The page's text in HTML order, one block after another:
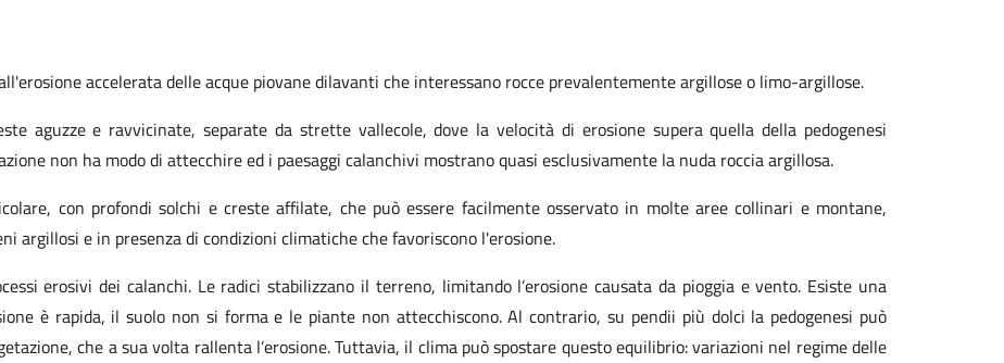
accelerata delle acque piovane dilavanti che interessano rocce prevalentemente argillose o limo-argillose.
aguzze e ravvicinate, separate da strette vallecole, dove la velocità di erosione supera quella della pedogenesi
non ha modo di attecchire ed i paesaggi calanchivi mostrano quasi esclusivamente la nuda roccia argillosa.
con profondi solchi e creste affilate, che può essere facilmente osservato in molte aree collinari e montane,
argillosi e in presenza di condizioni climatiche che favoriscono l'erosione.
erosivi dei calanchi. Le radici stabilizzano il terreno, limitando l’erosione causata da pioggia e vento. Esiste una
è rapida, il suolo non si forma e le piante non attecchiscono. Al contrario, su pendii più dolci la pedogenesi può
che a sua volta rallenta l’erosione. Tuttavia, il clima può spostare questo equilibrio: variazioni nel regime delle